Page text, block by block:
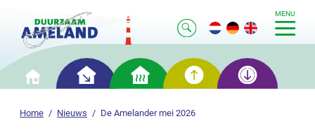
MENU
Home Nieuws De Amelander mei 2026